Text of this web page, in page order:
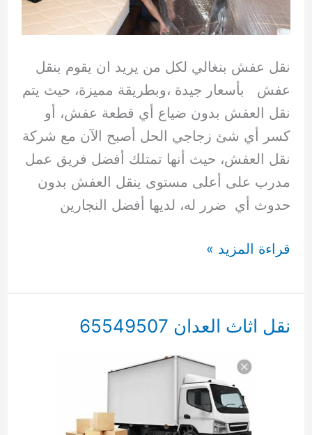
نقل عفش بنغالي لكل من يريد ان يقوم بنقل
عفش بأسعار جيدة ،وبطريقة مميزة، حيث يتم
نقل العفش بدون ضياع أي قطعة عفش، أو
كسر أي شئ زجاجي الحل أصبح الآن مع شركة
نقل العفش، حيث أنها تمتلك أفضل فريق عمل
مدرب على أعلى مستوى ينقل العفش بدون
حدوث أي ضرر له، لديها أفضل النجارين
نقل
بنغالي
65549507
قراءة المزيد »
نقل اثاث العدان 65549507